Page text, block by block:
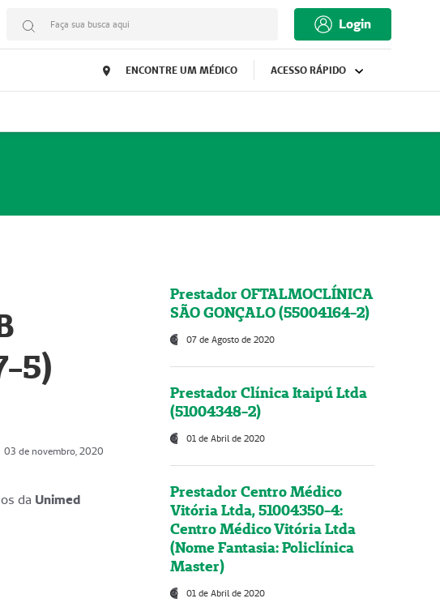
Faça sua busca aqui Login
ENCONTRE UM MÉDICO ACESSO RÁPIDO
5)
03 de novembro, 2020
da Unimed
Prestador OFTALMOCLÍNICA
SÃO GONÇALO (55004164-2)
07 de Agosto de 2020
Prestador Clínica Itaipú Ltda
(51004348-2)
01 de Abril de 2020
Prestador Centro Médico
Vitória Ltda, 51004350-4:
Centro Médico Vitória Ltda
(Nome Fantasia: Policlínica
Master)
01 de Abril de 2020